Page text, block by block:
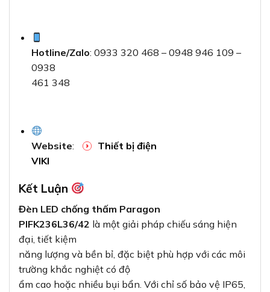
Hotline/Zalo: 0933 320 468 – 0948 946 109 –
0938
461 348
Website:
Thiết bị điện
VIKI
Kết Luận
Đèn LED chống thấm Paragon
PIFK236L36/42 là một giải pháp chiếu sáng hiện
đại, tiết kiệm
năng lượng và bền bỉ, đặc biệt phù hợp với các môi
trường khắc nghiệt có độ
ẩm cao hoặc nhiều bụi bẩn. Với chỉ số bảo vệ IP65,